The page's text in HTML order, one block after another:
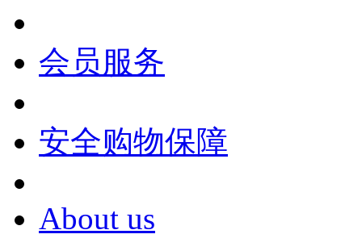
会员服务
安全购物保障
About us